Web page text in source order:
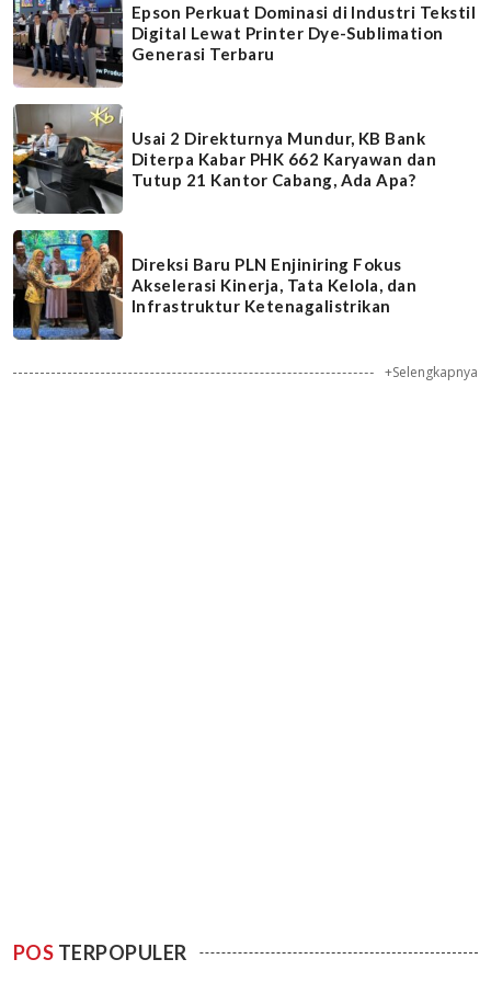
Epson Perkuat Dominasi di Industri Tekstil
Digital Lewat Printer Dye-Sublimation
Generasi Terbaru
Usai 2 Direkturnya Mundur, KB Bank
Diterpa Kabar PHK 662 Karyawan dan
Tutup 21 Kantor Cabang, Ada Apa?
Direksi Baru PLN Enjiniring Fokus
Akselerasi Kinerja, Tata Kelola, dan
Infrastruktur Ketenagalistrikan
+Selengkapnya
POS TERPOPULER